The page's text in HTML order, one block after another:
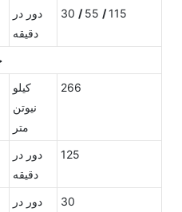
دور در
دقیقه
30 /55 /115
کیلو
نیوتن
متر
266
دور در
دقیقه
125
دور در
30